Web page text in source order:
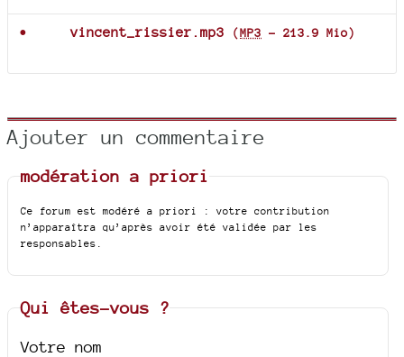
vincent_rissier.mp3 (MP3 - 213.9 Mio)
Ajouter un commentaire
modération a priori
Ce forum est modéré a priori : votre contribution
n’apparaîtra qu’après avoir été validée par les
responsables.
Qui êtes-vous ?
Votre nom